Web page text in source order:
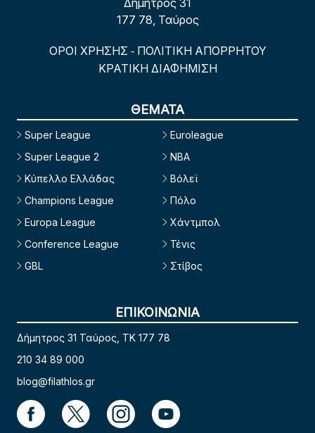
177 78, Ταύρος
ΟΡΟΙ ΧΡΗΣΗΣ - ΠΟΛΙΤΙΚΗ ΑΠΟΡΡΗΤΟΥ
ΚΡΑΤΙΚΗ ΔΙΑΦΗΜΙΣΗ
ΘΕΜΑΤΑ
Super League
Super League 2
Κύπελλο Ελλάδας
Champions League
Europa League
Conference League
GBL
Euroleague
NBA
Βόλεϊ
Πόλο
Χάντμπολ
Τένις
Στίβος
ΕΠΙΚΟΙΝΩΝΙΑ
Δήμητρος 31 Ταύρος, TK 177 78
210 34 89 000
blog@filathlos.gr